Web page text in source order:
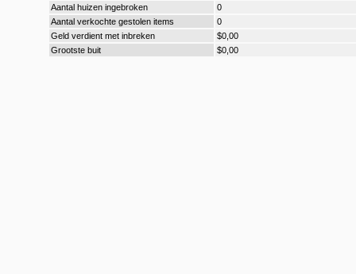
Aantal huizen ingebroken
0
Aantal verkochte gestolen items
0
Geld verdient met inbreken
$0,00
Grootste buit
$0,00